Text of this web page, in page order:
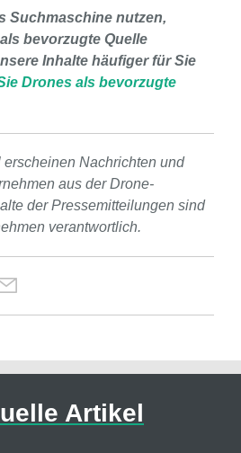
Suchmaschine nutzen,
bevorzugte Quelle
Inhalte häufiger für Sie
Drones als bevorzugte
erscheinen Nachrichten und
aus der Drone-
der Pressemitteilungen sind
verantwortlich.
Artikel